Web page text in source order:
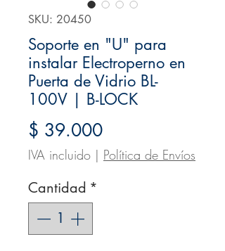
SKU: 20450
Soporte en "U" para
instalar Electroperno en
Puerta de Vidrio BL-
100V | B-LOCK
$ 39.000Precio
IVA incluido | Política de Envíos
Cantidad *